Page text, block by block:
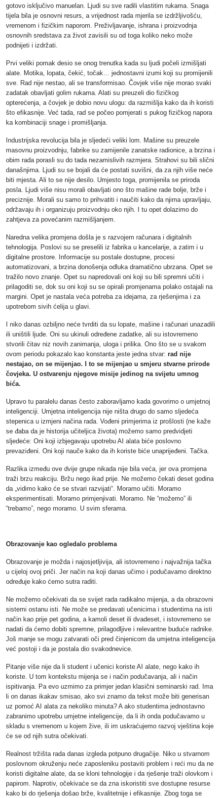
gotovo isključivo manuelan. Ljudi su sve radili vlastitim rukama. Snaga
tijela bila je osnovni resurs, a vrijednost rada mjerila se izdržljivošću,
vremenom i fizičkim naporom. Preživljavanje, ishrana i proizvodnja
osnovnih sredstava za život zavisili su od toga koliko neko može
podnijeti i izdržati.
Prvi veliki pomak desio se onog trenutka kada su ljudi počeli izmišljati
alate. Motika, lopata, čekić, točak… jednostavni izumi koji su promijenili
sve. Rad nije nestao, ali se transformisao. Čovjek više nije morao svaki
zadatak obavljati golim rukama. Alati su preuzeli dio fizičkog
opterećenja, a čovjek je dobio novu ulogu: da razmišlja kako da ih koristi
što efikasnije. Već tada, rad se počeo pomjerati s pukog fizičkog napora
ka kombinaciji snage i promišljanja.
Industrijska revolucija bila je sljedeći veliki lom. Mašine su preuzele
masovnu proizvodnju, fabrike su zamijenile zanatske radionice, a brzina i
obim rada porasli su do tada nezamislivih razmjera. Strahovi su bili slični
današnjima. Ljudi su se bojali da će postati suvišni, da za njih više neće
biti mjesta. Ali to se nije desilo. Umjesto toga, promijenila se priroda
posla. Ljudi više nisu morali obavljati ono što mašine rade bolje, brže i
preciznije. Morali su samo to prihvatiti i naučiti kako da njima upravljaju,
održavaju ih i organizuju proizvodnju oko njih. I tu opet dolazimo do
zahtjeva za povećanim razmišljanjem.
Naredna velika promjena došla je s razvojem računara i digitalnih
tehnologija. Poslovi su se preselili iz fabrika u kancelarije, a zatim i u
digitalne prostore. Informacije su postale dostupne, procesi
automatizovani, a brzina donošenja odluka dramatično ubrzana. Opet se
tražilo novo znanje. Opet su napredovali oni koji su bili spremni učiti i
prilagoditi se, dok su oni koji su se opirali promjenama polako ostajali na
margini. Opet je nastala veća potreba za idejama, za rješenjima i za
upotrebom sivih ćelija u glavi.
I niko danas ozbiljno neće tvrditi da su lopate, mašine i računari unazadili
ili uništili ljude. Oni su ukinuli određene zadatke, ali su istovremeno
stvorili čitav niz novih zanimanja, uloga i prilika. Ono što se u svakom
ovom periodu pokazalo kao konstanta jeste jedna stvar: rad nije
nestajao, on se mijenjao. I to se mijenjao u smjeru stvarne prirode
čovjeka. U ostvarenju njegove misije jedinog na svijetu umnog
bića.
Upravo tu paralelu danas često zaboravljamo kada govorimo o umjetnoj
inteligenciji. Umjetna inteligencija nije ništa drugo do samo sljedeća
stepenica u izmjeni načina rada. Vođeni primjerima iz prošlosti (ne kaže
se đaba da je historija učiteljica života) možemo samo predvidjeti
sljedeće: Oni koji izbjegavaju upotrebu AI alata biće poslovno
prevaziđeni. Oni koji nauče kako da ih koriste biće unaprijeđeni. Tačka.
Razlika između ove dvije grupe nikada nije bila veća, jer ova promjena
traži brzu reakciju. Bržu nego ikad prije. Ne možemo čekati deset godina
da „vidimo kako će se stvari razvijati“. Moramo učiti. Moramo
eksperimentisati. Moramo primjenjivati. Moramo. Ne “možemo” ili
“trebamo”, nego moramo. U svim sferama.
Obrazovanje kao ogledalo problema
Obrazovanje je možda i najosjetljivija, ali istovremeno i najvažnija tačka
u cijeloj ovoj priči. Jer način na koji danas učimo i podučavamo direktno
određuje kako ćemo sutra raditi.
Ne možemo očekivati da se svijet rada radikalno mijenja, a da obrazovni
sistemi ostanu isti. Ne može se predavati učenicima i studentima na isti
način kao prije pet godina, a kamoli deset ili dvadeset, i istovremeno se
nadati da ćemo dobiti spremne, prilagodljive i relevantne buduće radnike.
Još manje se mogu zatvarati oči pred činjenicom da umjetna inteligencija
već postoji i da je postala dio svakodnevice.
Pitanje više nije da li student i učenici koriste AI alate, nego kako ih
koriste. U tom kontekstu mijenja se i način podučavanja, ali i način
ispitivanja. Pa evo uzmimo za primjer jedan klasični seminarski rad. Ima
li on danas ikakav smisao, ako svi znamo da tekst može biti generisan
uz pomoć AI alata za nekoliko minuta? A ako studentima jednostavno
zabranimo upotrebu umjetne inteligencije, da li ih onda podučavamo u
skladu s vremenom u kojem žive, ili im uskraćujemo razvoj vještina koje
će se od njih sutra očekivati.
Realnost tržišta rada danas izgleda potpuno drugačije. Niko u stvarnom
poslovnom okruženju neće zaposleniku postaviti problem i reći mu da ne
koristi digitalne alate, da se kloni tehnologije i da rješenje traži olovkom i
papirom. Naprotiv, očekivaće se da zna iskoristiti sve dostupne resurse
kako bi do rješenja došao brže, kvalitetnije i efikasnije. Zbog toga se